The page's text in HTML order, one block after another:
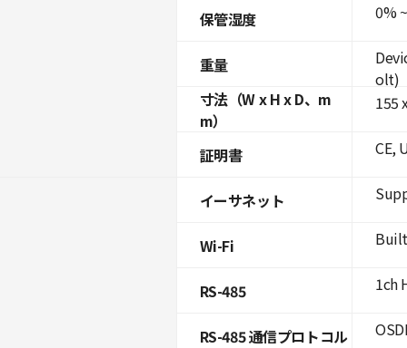
保管湿度
重量
寸法（W x H x D、m
m）
証明書
イーサネット
Wi-Fi
RS-485
RS-485 通信プロトコル
0%
olt)
155
CE,
1ch